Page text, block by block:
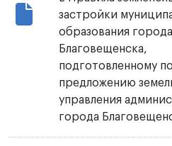
застройки
образования города
Благовещенска,
подготовленному по
предложению
управления
города